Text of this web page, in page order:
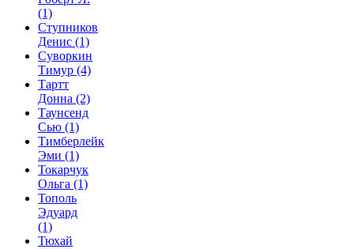
(1)
Ступников
Денис (1)
Суворкин
Тимур (4)
Тартт
Донна (2)
Таунсенд
Сью (1)
Тимберлейк
Эми (1)
Токарчук
Ольга (1)
Тополь
Эдуард
(1)
Тюхай